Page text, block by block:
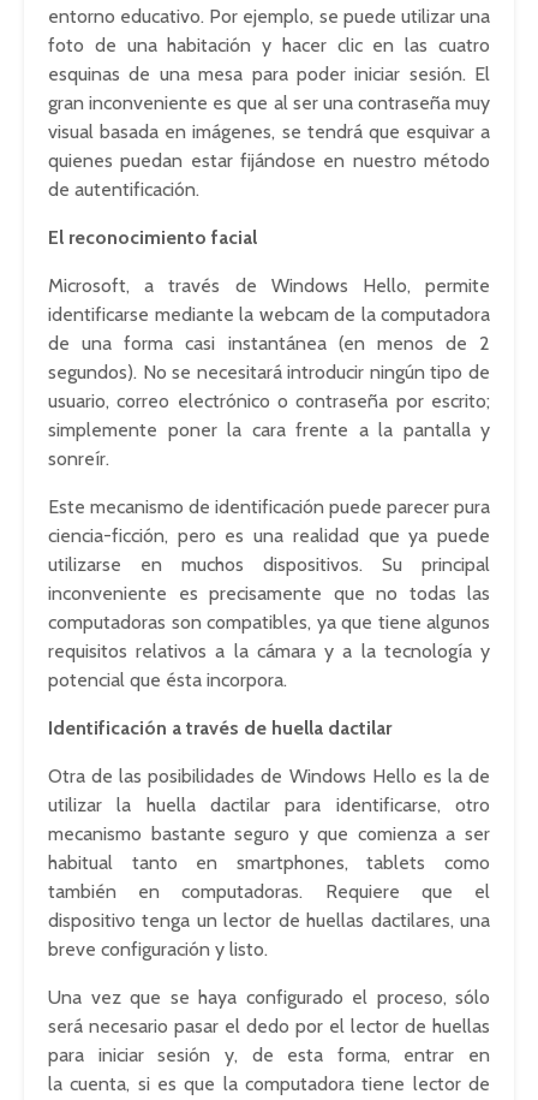
entorno educativo. Por ejemplo, se puede utilizar una
foto de una habitación y hacer clic en las cuatro
esquinas de una mesa para poder iniciar sesión. El
gran inconveniente es que al ser una contraseña muy
visual basada en imágenes, se tendrá que esquivar a
quienes puedan estar fijándose en nuestro método
de autentificación.
El reconocimiento facial
Microsoft, a través de Windows Hello, permite
identificarse mediante la webcam de la computadora
de una forma casi instantánea (en menos de 2
segundos). No se necesitará introducir ningún tipo de
usuario, correo electrónico o contraseña por escrito;
simplemente poner la cara frente a la pantalla y
sonreír.
Este mecanismo de identificación puede parecer pura
ciencia-ficción, pero es una realidad que ya puede
utilizarse en muchos dispositivos. Su principal
inconveniente es precisamente que no todas las
computadoras son compatibles, ya que tiene algunos
requisitos relativos a la cámara y a la tecnología y
potencial que ésta incorpora.
Identificación a través de huella dactilar
Otra de las posibilidades de Windows Hello es la de
utilizar la huella dactilar para identificarse, otro
mecanismo bastante seguro y que comienza a ser
habitual tanto en smartphones, tablets como
también en computadoras. Requiere que el
dispositivo tenga un lector de huellas dactilares, una
breve configuración y listo.
Una vez que se haya configurado el proceso, sólo
será necesario pasar el dedo por el lector de huellas
para iniciar sesión y, de esta forma, entrar en
la cuenta, si es que la computadora tiene lector de